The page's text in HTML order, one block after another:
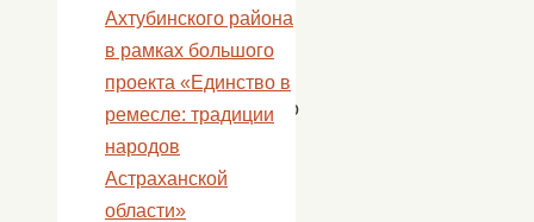
течение
недели.
День
пожилого
–
Ахтубинского района
в рамках большого
проекта «Единство в
ремесле: традиции
народов
Астраханской
области»